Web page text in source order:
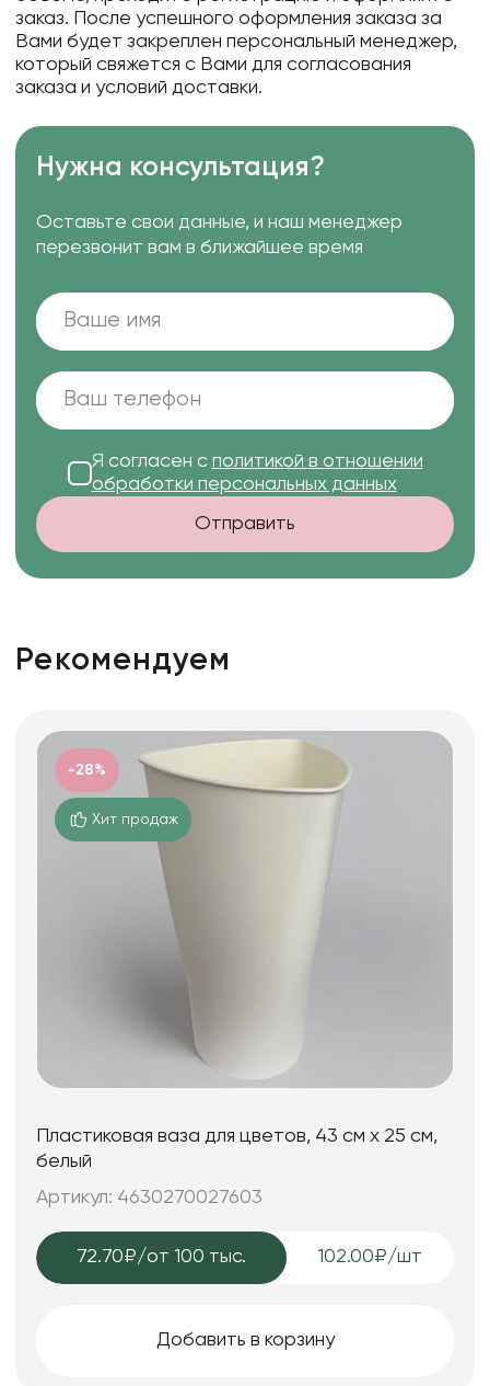
заказ. После успешного оформления заказа за
Вами будет закреплен персональный менеджер,
который свяжется с Вами для согласования
заказа и условий доставки.
Нужна консультация?
Оставьте свои данные, и наш менеджер
перезвонит вам в ближайшее время
Я согласен с политикой в отношении
обработки персональных данных
Отправить
Рекомендуем
-28%
Хит продаж
Пластиковая ваза для цветов, 43 см х 25 см,
белый
Артикул: 4630270027603
72.70₽/от 100 тыс. 102.00₽/шт
Добавить в корзину